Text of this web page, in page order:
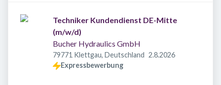
Techniker Kundendienst DE-Mitte
(m/w/d)
Bucher Hydraulics GmbH
79771 Klettgau, Deutschland Veröffentlicht
2.8.2026
Expressbewerbung